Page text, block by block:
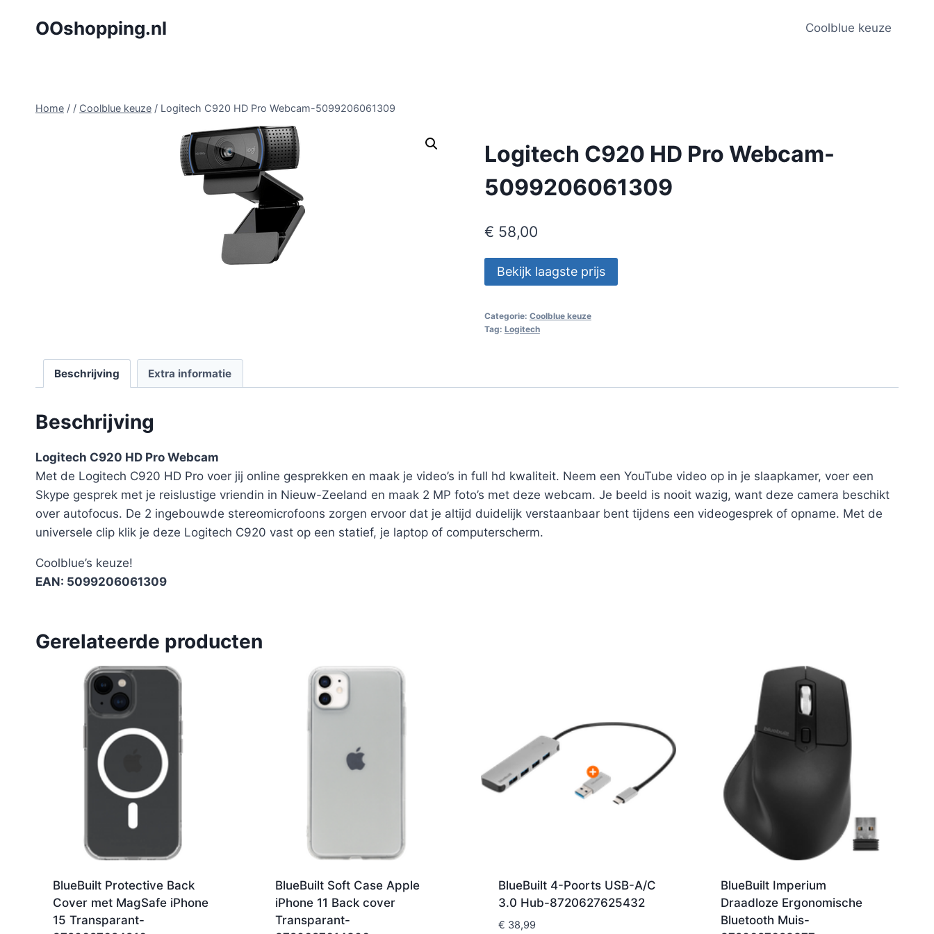
OOshopping.nl Coolblue keuze
Home / / Coolblue keuze / Logitech C920 HD Pro Webcam-5099206061309
Logitech C920 HD Pro Webcam-
5099206061309
€ 58,00
Bekijk laagste prijs
Categorie: Coolblue keuze
Tag: Logitech
Beschrijving Extra informatie
Beschrijving
Logitech C920 HD Pro Webcam
Met de Logitech C920 HD Pro voer jij online gesprekken en maak je video’s in full hd kwaliteit. Neem een YouTube video op in je slaapkamer, voer een
Skype gesprek met je reislustige vriendin in Nieuw-Zeeland en maak 2 MP foto’s met deze webcam. Je beeld is nooit wazig, want deze camera beschikt
over autofocus. De 2 ingebouwde stereomicrofoons zorgen ervoor dat je altijd duidelijk verstaanbaar bent tijdens een videogesprek of opname. Met de
universele clip klik je deze Logitech C920 vast op een statief, je laptop of computerscherm.
Coolblue’s keuze!
EAN: 5099206061309
Gerelateerde producten
BlueBuilt Protective Back
Cover met MagSafe iPhone
15 Transparant-
BlueBuilt Soft Case Apple
iPhone 11 Back cover
Transparant-
BlueBuilt 4-Poorts USB-A/C
3.0 Hub-8720627625432
€ 38,99
BlueBuilt Imperium
Draadloze Ergonomische
Bluetooth Muis-